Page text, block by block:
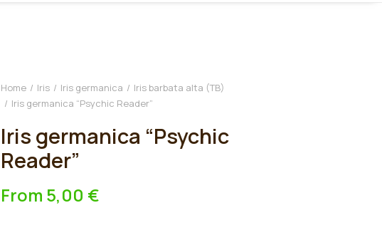
Home Iris Iris germanica
Iris barbata alta (TB)
Iris germanica “Psychic Reader”
Iris germanica “Psychic
Reader”
From 5,00 €